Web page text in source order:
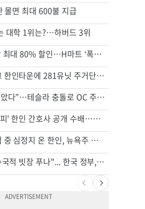
몰면 최대 600불 지급
대학 1위는?…하버드 3위
쌀·라면 값 최대 80% 할인…H마트 ‘폭탄 세일’
부에나파크 한인타운에 281유닛 주거단지 들어선다
“전쟁터 같았다”…테슬라 충돌로 OC 주택 4채 파손
'14년째 도피' 한인 간호사 공개 수배…메디케어 사기 유죄
변호사시험 중 심정지 온 한인, 뉴욕주 제소
"65세 복수국적 빗장 푸나"... 한국 정부, 연령 완화 전면 추진